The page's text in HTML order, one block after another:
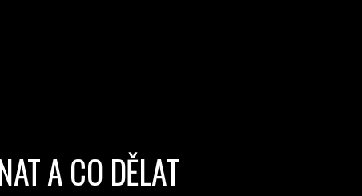
A CO DĚLAT